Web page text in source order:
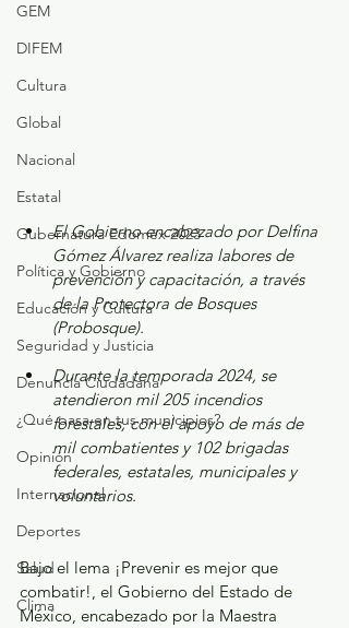
GEM
DIFEM
Cultura
Global
Nacional
Estatal
Gubernatura Edoméx 2023
Política y Gobierno
Educación y Cultura
Seguridad y Justicia
Denuncia Ciudadana
¿Qué pasa en tus municipios?
Opinión
Internacional
Deportes
Salud
Clima
El Gobierno encabezado por Delfina
Gómez Álvarez realiza labores de
prevención y capacitación, a través
de la Protectora de Bosques
(Probosque).
Durante la temporada 2024, se
atendieron mil 205 incendios
forestales, con el apoyo de más de
mil combatientes y 102 brigadas
federales, estatales, municipales y
voluntarios.
Bajo el lema ¡Prevenir es mejor que
combatir!, el Gobierno del Estado de
México, encabezado por la Maestra